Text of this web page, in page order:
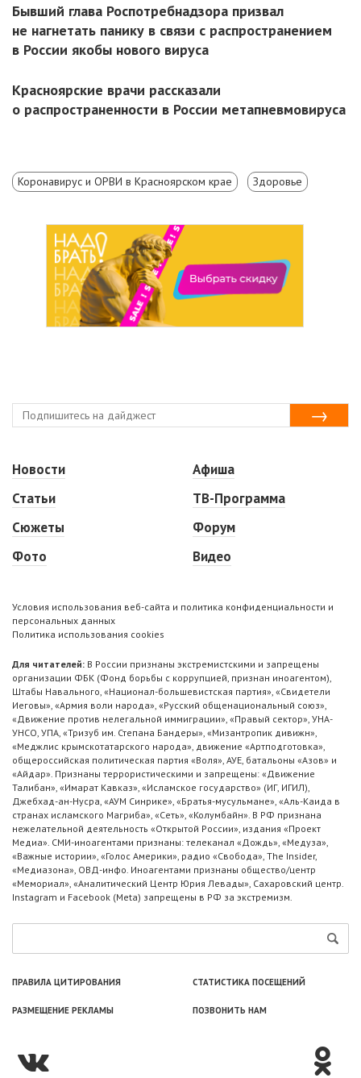
Бывший глава Роспотребнадзора призвал
не нагнетать панику в связи с распространением
в России якобы нового вируса
Красноярские врачи рассказали
о распространенности в России метапневмовируса
Коронавирус и ОРВИ в Красноярском крае Здоровье
Новости
Статьи
Сюжеты
Фото
Афиша
ТВ-Программа
Форум
Видео
Условия использования веб-сайта и политика конфиденциальности и
персональных данных
Политика использования cookies
Для читателей: В России признаны экстремистскими и запрещены
организации ФБК (Фонд борьбы с коррупцией, признан иноагентом),
Штабы Навального, «Национал-большевистская партия», «Свидетели
Иеговы», «Армия воли народа», «Русский общенациональный союз»,
«Движение против нелегальной иммиграции», «Правый сектор», УНА-
УНСО, УПА, «Тризуб им. Степана Бандеры», «Мизантропик дивижн»,
«Меджлис крымскотатарского народа», движение «Артподготовка»,
общероссийская политическая партия «Воля», АУЕ, батальоны «Азов» и
«Айдар». Признаны террористическими и запрещены: «Движение
Талибан», «Имарат Кавказ», «Исламское государство» (ИГ, ИГИЛ),
Джебхад-ан-Нусра, «АУМ Синрике», «Братья-мусульмане», «Аль-Каида в
странах исламского Магриба», «Сеть», «Колумбайн». В РФ признана
нежелательной деятельность «Открытой России», издания «Проект
Медиа». СМИ-иноагентами признаны: телеканал «Дождь», «Медуза»,
«Важные истории», «Голос Америки», радио «Свобода», The Insider,
«Медиазона», ОВД-инфо. Иноагентами признаны общество/центр
«Мемориал», «Аналитический Центр Юрия Левады», Сахаровский центр.
Instagram и Facebook (Metа) запрещены в РФ за экстремизм.
ПРАВИЛА ЦИТИРОВАНИЯ СТАТИСТИКА ПОСЕЩЕНИЙ
РАЗМЕЩЕНИЕ РЕКЛАМЫ ПОЗВОНИТЬ НАМ